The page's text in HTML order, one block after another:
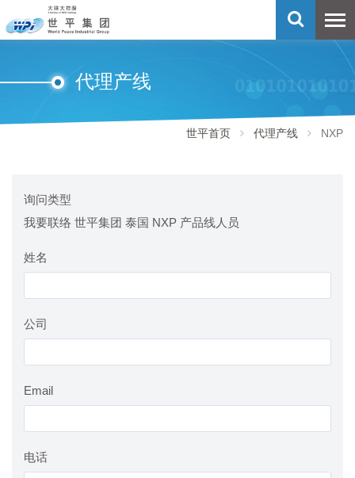
代理产线
世平首页 代理产线 NXP
询问类型
我要联络 世平集团 泰国 NXP 产品线人员
姓名
公司
Email
电话